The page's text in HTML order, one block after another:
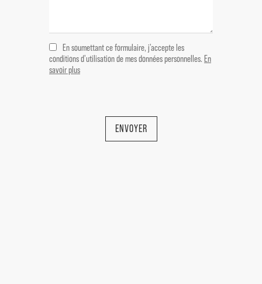
En soumettant ce formulaire, j'accepte les
conditions d'utilisation de mes données personnelles. En
savoir plus
ENVOYER